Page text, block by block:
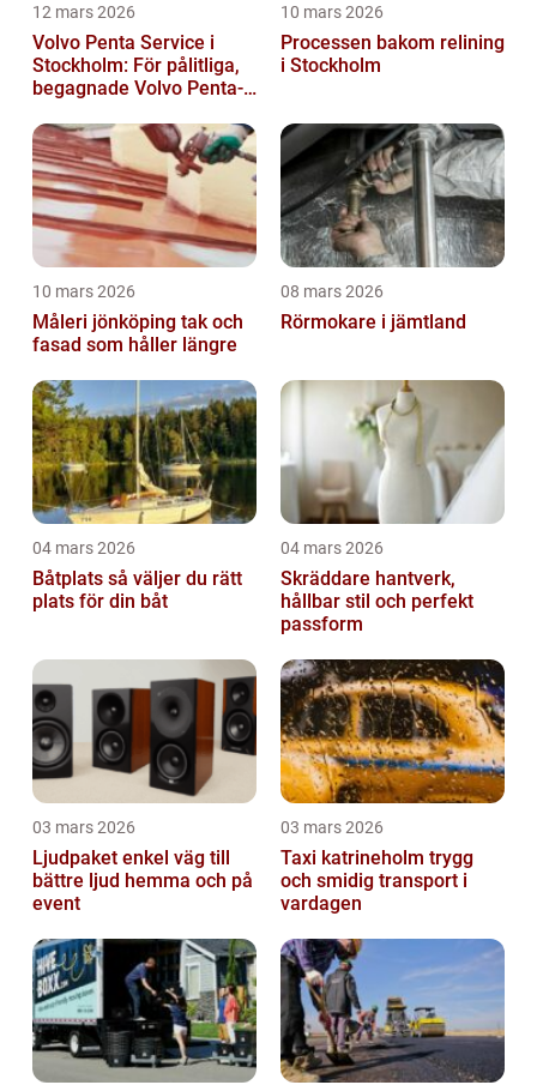
12 mars 2026
Volvo Penta Service i
Stockholm: För pålitliga,
begagnade Volvo Penta-
10 mars 2026
Processen bakom relining
i Stockholm
10 mars 2026
Måleri jönköping tak och
fasad som håller längre
08 mars 2026
Rörmokare i jämtland
04 mars 2026
Båtplats så väljer du rätt
plats för din båt
04 mars 2026
Skräddare hantverk,
hållbar stil och perfekt
passform
03 mars 2026
Ljudpaket enkel väg till
bättre ljud hemma och på
event
03 mars 2026
Taxi katrineholm trygg
och smidig transport i
vardagen